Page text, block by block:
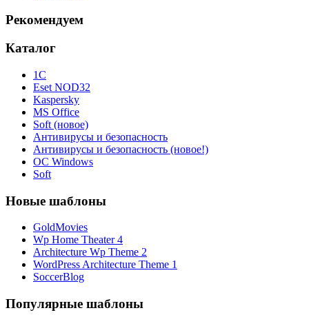
Рекомендуем
Каталог
1С
Eset NOD32
Kaspersky
MS Office
Soft (новое)
Антивирусы и безопасность
Антивирусы и безопасность (новое!)
ОС Windows
Soft
Новые шаблоны
GoldMovies
Wp Home Theater 4
Architecture Wp Theme 2
WordPress Architecture Theme 1
SoccerBlog
Популярные шаблоны